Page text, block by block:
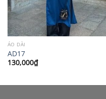
ÁO DÀI
AD17
130,000₫